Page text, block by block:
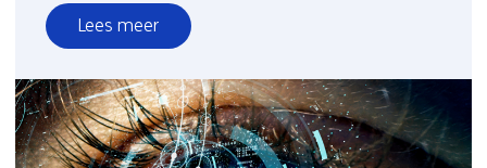
Lees meer
over
Klimaatadaptief
wonen:
drie
oude